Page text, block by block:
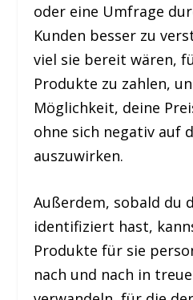
oder eine Umfrage
Kunden besser zu
viel sie bereit wären,
Produkte zu zahlen,
Möglichkeit, deine
ohne sich negativ auf
auszuwirken.
Außerdem, sobald du
identifiziert hast,
Produkte für sie
nach und nach in